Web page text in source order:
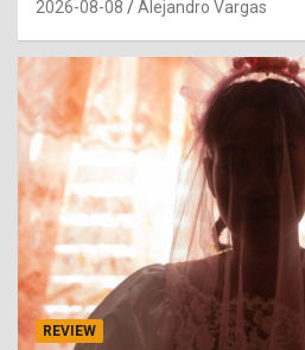
2026-08-08 Alejandro Vargas
REVIEW